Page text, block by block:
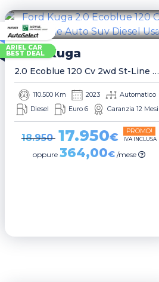
ARIEL CAR
BEST DEAL
Ford Kuga
2.0 Ecoblue 120 Cv 2wd St-Line Auto Suv
110.500 Km 2023
Automatico
Diesel
Euro 6 Garanzia 12 Mesi
18.950 17.950€ PROMO!
IVA INCLUSA
oppure 364,00€ /mese